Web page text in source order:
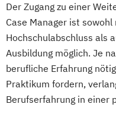
Der Zugang zu einer
Case Manager ist
Hochschulabschluss als
Ausbildung möglich. Je
berufliche Erfahrung
Praktikum fordern,
Berufserfahrung in einer